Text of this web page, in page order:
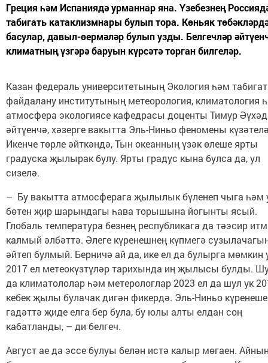
Греция һәм Испаниядә урманнар яна. Үзебезнең
табигать катаклизмнары булып тора. Көньяк
басулар, давыл-өермәләр булып узды. Белгечләр
климатның үзгәрә баруын күрсәтә торган билгеләр.
Казан федераль университетының Экология һәм
файдалану институтының метеорология, климатология
атмосфера экологиясе кафедрасы доценты Тимур
әйтүенчә, хәзерге вакытта Эль-Ниньо феномены
Икенче төрле әйткәндә, Тын океанның үзәк өлеше ярты
градуска җылырак булу. Ярты градус кына булса да, ул
сизелә.
– Бу вакытта атмосферага җылылык бүленеп чыга һәм
бөтен җир шарындагы һава торышына йогынты ясый.
Глобаль температура безнең республикага да тәэсир
калмый әлбәттә. Әлеге күренешнең күпмегә
әйтеп булмый. Берничә ай да, ике ел да булырга мөмкин
2017 ел метеокүзтүләр тарихында иң җылысы булды.
да климатололар һәм метерологлар 2023 ел да шул ук
кебек җылы булачак дигән фикердә. Эль-Ниньо күренеше
гадәттә җиде елга бер була, бу юлы алты елдан соң
кабатланды, – ди белгеч.
Август ае да эссе булуы белән истә калыр мөгаен.